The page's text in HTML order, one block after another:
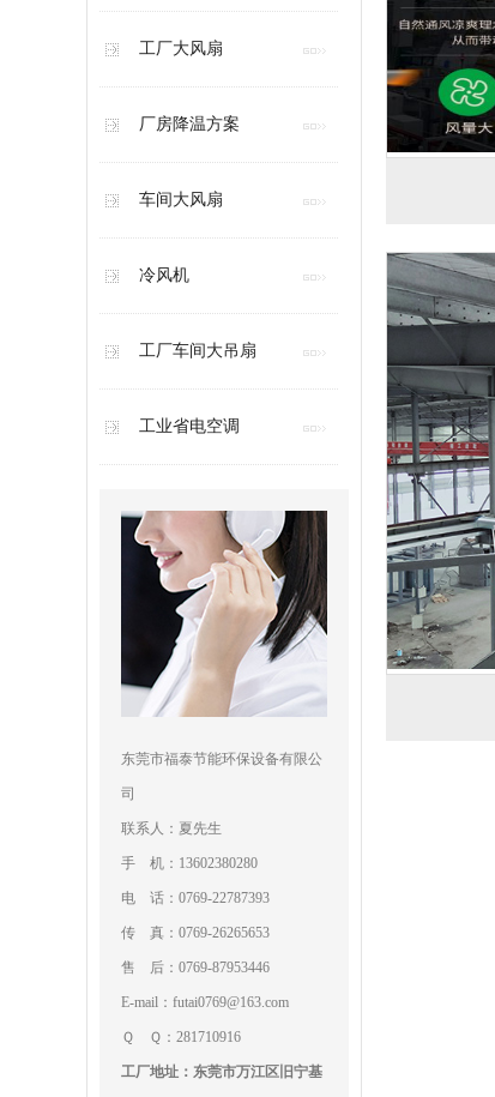
工厂大风扇
厂房降温方案
车间大风扇
冷风机
工厂车间大吊扇
工业省电空调
东莞市福泰节能环保设备有限公
司
联系人：夏先生
手 机：13602380280
电 话：0769-22787393
传 真：0769-26265653
售 后：0769-87953446
E-mail：futai0769@163.com
Ｑ Ｑ：281710916
工厂地址：东莞市万江区旧宁基